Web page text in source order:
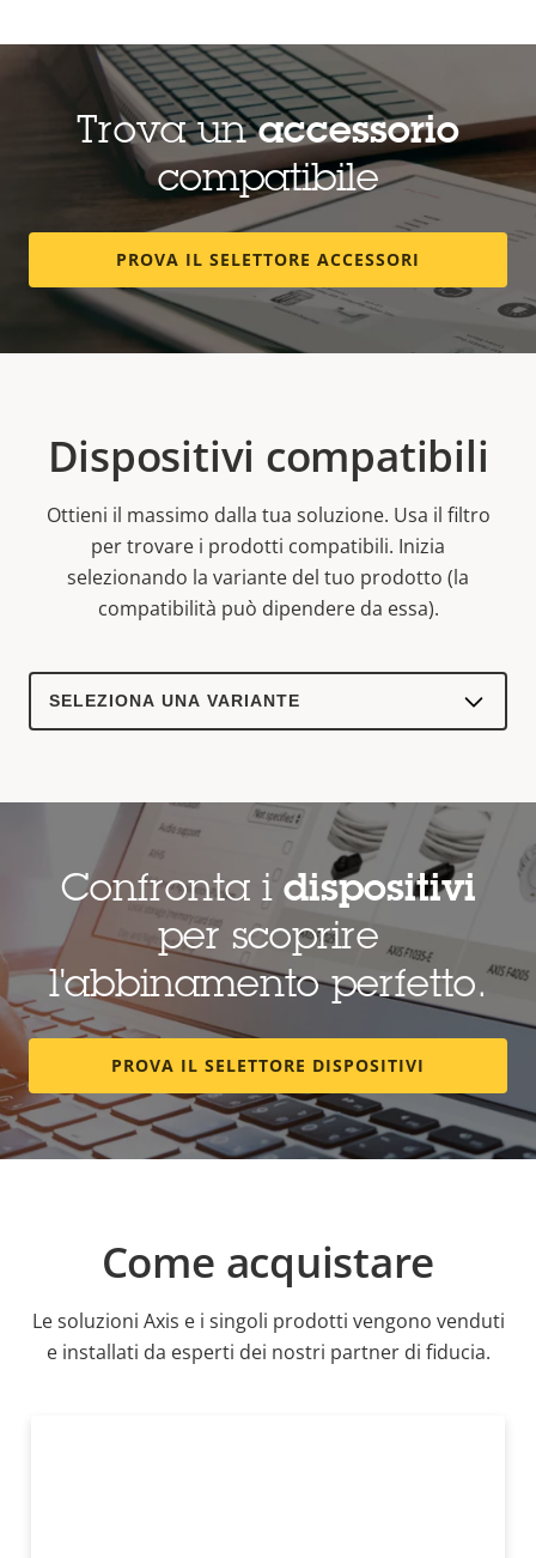
Trova unaccessorio
compatibile
PROVA IL SELETTORE ACCESSORI
Dispositivi compatibili
Ottieni il massimo dalla tua soluzione. Usa il filtro
per trovare i prodotti compatibili. Inizia
selezionando la variante del tuo prodotto (la
compatibilità può dipendere da essa).
Select
product
Confronta i dispositivi
per scoprire
l'abbinamento perfetto.
PROVA IL SELETTORE DISPOSITIVI
Come acquistare
Le soluzioni Axis e i singoli prodotti vengono venduti
e installati da esperti dei nostri partner di fiducia.